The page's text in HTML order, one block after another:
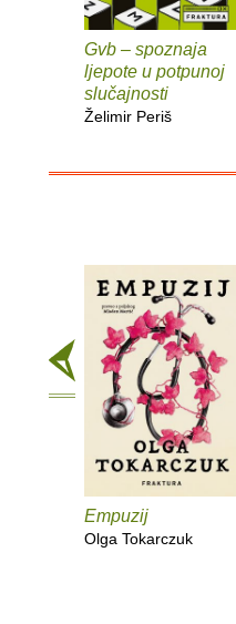
Gvb – spoznaja
ljepote u potpunoj
slučajnosti
Želimir Periš
Empuzij
Olga Tokarczuk